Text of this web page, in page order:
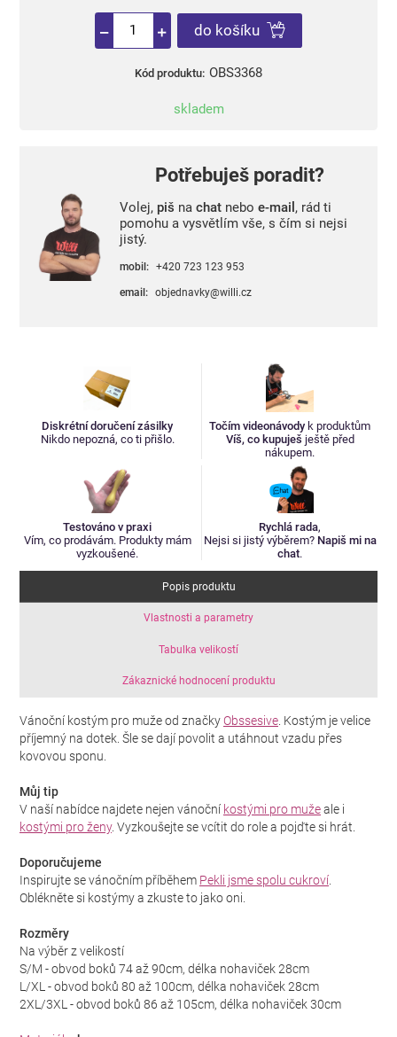
do košíku
Kód produktu: OBS3368
skladem
Potřebuješ poradit?
Volej, piš na chatnebo e-mail , rád ti
pomohu a vysvětlím vše, s čím si nejsi
jistý.
mobil: +420 723 123 953
email: objednavky@willi.cz
Diskrétní doručení zásilky
Nikdo nepozná, co ti přišlo.
Točím videonávody k produktům
Víš, co kupuješ ještě před
nákupem.
Testováno v praxi
Vím, co prodávám. Produkty mám
vyzkoušené.
Rychlá rada,
Nejsi si jistý výběrem? Napiš mi na
chat.
Popis produktu
Vlastnosti a parametry
Tabulka velikostí
Zákaznické hodnocení produktu
Vánoční kostým pro muže od značkyObssesive. Kostým je velice
příjemný na dotek. Šle se dají povolit a utáhnout vzadu přes
kovovou sponu.
Můj tip
V naší nabídce najdete nejen vánoční kostými pro mužeale i
kostými pro ženy. Vyzkoušejte se vcítit do role a pojďte si hrát.
Doporučujeme
Inspirujte se vánočním příběhem Pekli jsme spolu cukroví.
Oblékněte si kostýmy a zkuste to jako oni.
Rozměry
Na výběr z velikostí
S/M - obvod boků 74 až 90cm, délka nohaviček 28cm
L/XL - obvod boků 80 až 100cm, délka nohaviček 28cm
2XL/3XL - obvod boků 86 až 105cm, délka nohaviček 30cm